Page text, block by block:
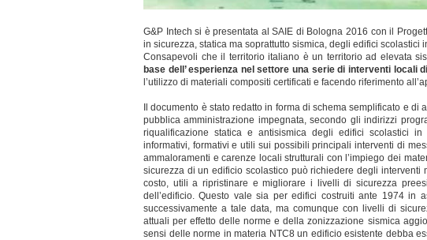
G&P Intech si è presentata al SAIE di Bologna 2016 con il
in sicurezza, statica ma soprattutto sismica, degli edifici scolastici
Consapevoli che il territorio italiano è un territorio ad elevata
base dell’ esperienza nel settore una serie di interventi locali
l’utilizzo di materiali compositi certificati e facendo riferimento
Il documento è stato redatto in forma di schema semplificato e
pubblica amministrazione impegnata, secondo gli indirizzi
riqualificazione statica e antisismica degli edifici scolastici
informativi, formativi e utili sui possibili principali interventi di
ammaloramenti e carenze locali strutturali con l’impiego dei
sicurezza di un edificio scolastico può richiedere degli interventi
costo, utili a ripristinare e migliorare i livelli di sicurezza
dell’edificio. Questo vale sia per edifici costruiti ante 1974 in
successivamente a tale data, ma comunque con livelli di
attuali per effetto delle norme e della zonizzazione sismica
sensi delle norme in materia NTC8 un edificio esistente debba